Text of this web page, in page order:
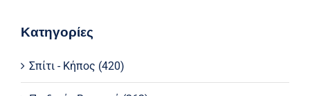
Κατηγορίες
Σπίτι - Κήπος (420)